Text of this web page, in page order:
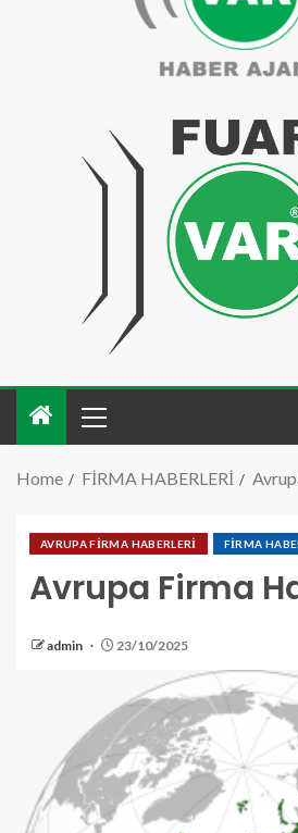
Home FİRMA HABERLERİ
AVRUPA FİRMA HABERLERİ FİRMA
Avrupa Firma
admin 23/10/2025